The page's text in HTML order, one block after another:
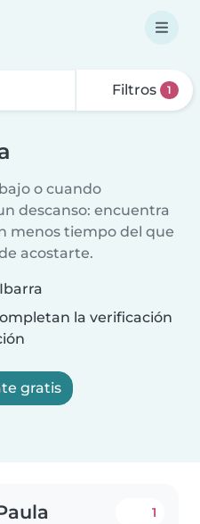
Filtros 1
o cuando
descanso: encuentra
menos tiempo del que
acostarte.
la verificación
gratis
1